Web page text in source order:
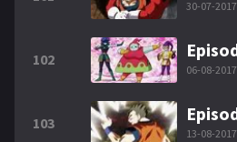
30-07-2017
102
06-08-2017
103
13-08-2017